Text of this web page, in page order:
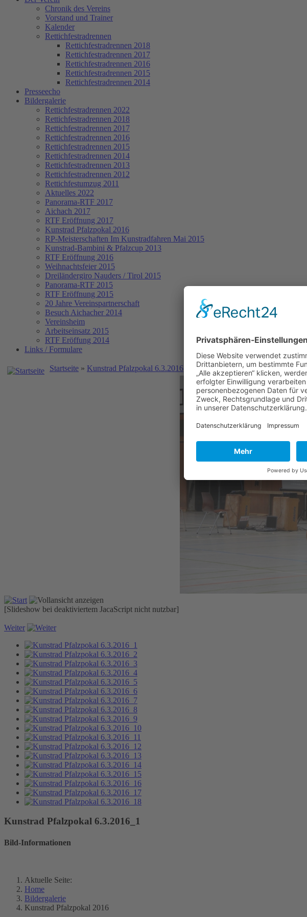
Chronik des Vereins
Vorstand und Trainer
Kalender
Rettichfestradrennen
Rettichfestradrennen 2018
Rettichfestradrennen 2017
Rettichfestradrennen 2016
Rettichfestradrennen 2015
Rettichfestradrennen 2014
Presseecho
Bildergalerie
Rettichfestradrennen 2022
Rettichfestradrennen 2018
Rettichfestradrennen 2017
Rettichfestradrennen 2016
Rettichfestradrennen 2015
Rettichfestradrennen 2014
Rettichfestradrennen 2013
Rettichfestradrennen 2012
Rettichfestumzug 2011
Aktuelles 2022
Panorama-RTF 2017
Aichach 2017
RTF Eröffnung 2017
Kunstrad Pfalzpokal 2016
RP-Meisterschaften Im Kunstradfahren Mai 2015
Kunstrad-Bambini & Pfalzcup 2013
RTF Eröffnung 2016
Weihnachtsfeier 2015
Dreiländergiro Nauders / Tirol 2015
Panorama-RTF 2015
RTF Eröffnung 2015
20 Jahre Vereinspartnerschaft
Besuch Aichacher 2014
Vereinsheim
Arbeitseinsatz 2015
RTF Eröffung 2014
Links / Formulare
Startseite » Kunstrad Pfalzpokal 6.3.2016 » Kunstrad Pfalzpokal 6.3.2016_1
[Slideshow bei deaktiviertem JacaScript nicht nutzbar]
Weiter
Kunstrad Pfalzpokal 6.3.2016_1
Bild-Informationen
Aktuelle Seite:
Home
Bildergalerie
Kunstrad Pfalzpokal 2016